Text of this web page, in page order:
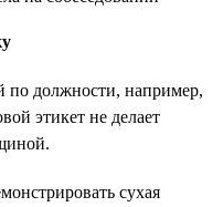
по должности, например,
этикет не делает
сухая